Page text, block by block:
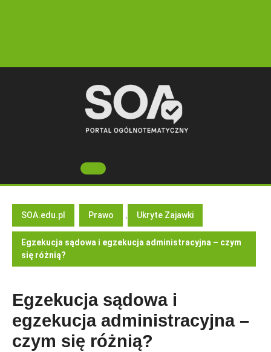
Open
Button
SOA.edu.pl Prawo , Ukryte Zajawki
Egzekucja sądowa i egzekucja administracyjna – czym
się różnią?
Egzekucja sądowa i
egzekucja administracyjna –
czym się różnią?